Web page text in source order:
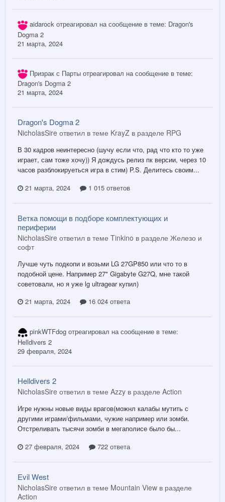
aidarock отреагировал на сообщение в теме: Dragon's
Dogma 2
21 марта, 2024
Призрак с Парты отреагировал на сообщение в теме:
Dragon's Dogma 2
21 марта, 2024
Dragon's Dogma 2
NicholasSire ответил в теме KrayZ в разделе RPG
В 30 кадров неинтересно (шучу если что, рад что кто то уже
играет, сам тоже хочу)) Я дождусь релиз пк версии, через 10
часов разблокируеться игра в стим) P.S. Делитесь своим...
21 марта, 2024
1 015 ответов
Ветка помощи в подборе комплектующих и
периферии
NicholasSire ответил в теме Tinkino в разделе Железо и
софт
Лучше чуть подкопи и возьми LG 27GP850 или что то в
подобной цене. Например 27" Gigabyte G27Q, мне такой
советовали, но я уже lg ultragear купил)
21 марта, 2024
16 024 ответа
pinkWTFdog отреагировал на сообщение в теме:
Helldivers 2
29 февраля, 2024
Helldivers 2
NicholasSire ответил в теме Azzy в разделе Action
Игре нужны новые виды врагов(можнл калабы мутить с
другими играми/фильмами, чужие например или зомби.
Отстреливать тысячи зомби в мегаполисе было бы...
27 февраля, 2024
722 ответа
Evil West
NicholasSire ответил в теме Mountain View в разделе
Action